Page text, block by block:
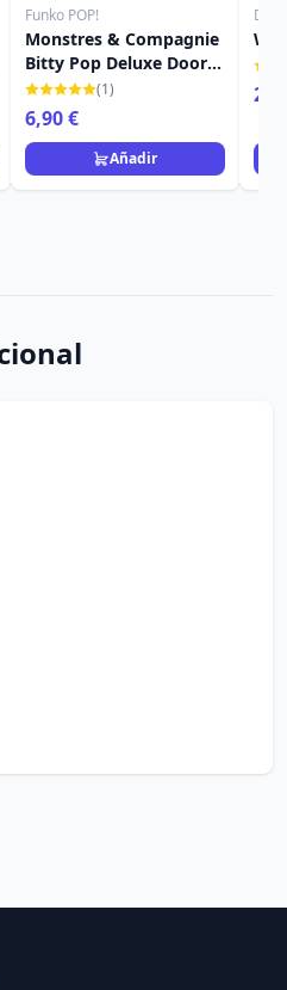
Funko POP!
Monstres & Compagnie
Bitty Pop Deluxe Doors
con Sully(1)
6,90 €
Añadir